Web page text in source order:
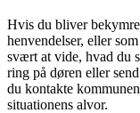
Hvis du bliver
henvendelser, eller
svært at vide, hvad du
ring på døren eller
du kontakte
situationens alvor.